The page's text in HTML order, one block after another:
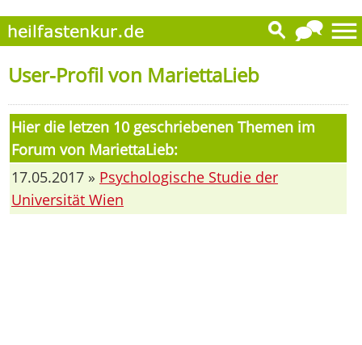
User-Profil von MariettaLieb
Hier die letzen 10 geschriebenen Themen im
Forum von MariettaLieb:
17.05.2017 » Psychologische Studie der
Universität Wien